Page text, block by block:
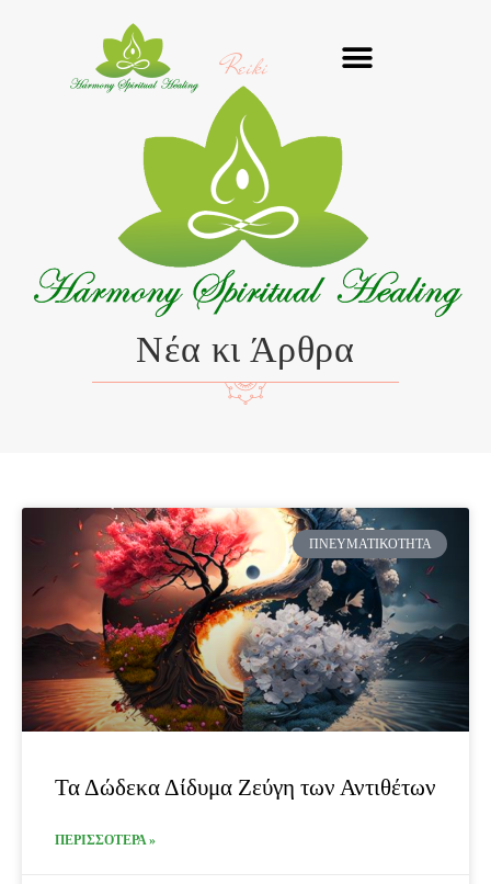
Reiki
Νέα κι Άρθρα
ΠΝΕΥΜΑΤΙΚΌΤΗΤΑ
Τα Δώδεκα Δίδυμα Ζεύγη των Αντιθέτων
ΠΕΡΙΣΣΟΤΕΡΑ »